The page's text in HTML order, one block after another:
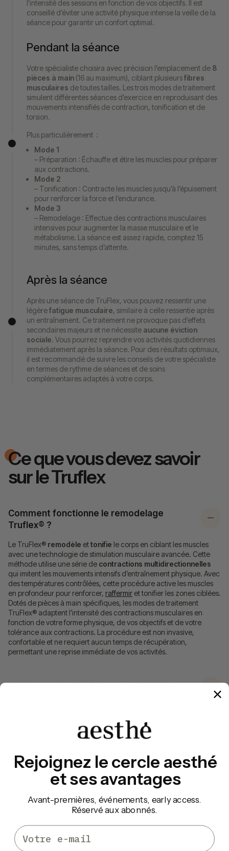
l’intensité des sessions en fonction de vos objectifs. Il est
conseillé d’éviter une activité physique intense la veille de la
séance pour garantir un confort optimal.
Pendant la séance
Votre spécialiste choisira avec précision l’emplacement de 8
pièces à main(16 au maximum), ciblant plusieursfibres
musculaires de toutes tailles. Les trois modes de traitement
simulent différentes séances d’exercice en reproduisant des
mouvements intensifiés de contraction, tonification et de
torsion.
Plus particulièrement :
Mode 1
– Préparation : Échauffe et étire les muscles pour préparer
aux contractions.
Mode 2
– Tonification : Contracte les muscles jusqu’à l’épuisement
pour renforcer la force et l’endurance.
Mode 3
– Remodelage : Effectue des contractions musculaires
intensives pour augmenter la masse musculaire et le
métabolisme. La séance est assez rapide, comptez 15
minutes, sans temps d’attente.
Après la séance
Après une séance de TruFlex, vous pouvez ressentir une
légèrefatigue musculaire, similaire à celle ressentie après
un entraînement. Ce traitement ne provoque pas d’effets
secondaires majeurs et ne nécessite aucune éviction
sociale. Vous pourrez reprendre vos activités quotidiennes
immédiatement après la séance. Pour des résultats optimaux,
il est recommandé de suivre les conseils de votre spécialiste
en termes de rythme de séances et de soins
complémentaires adaptés à votre corps.
Ce que vous devez savoir
sur le Truflex
Comment fonctionne le remodelage
Truflex® ?
Le TruFlex® remodèle ettonifie le corps en ciblant les muscles
avec une technologie de stimulation musculaire avancée. Cette
méthode utilise une série de contractions multidirectionnelles
qui imitent les mouvements intensifs d’entraînement physique. Avec
des températures contrôlées, cette procédure active les muscles
en profondeur pour renforcer, raffermir et tonifier les zones ciblées.
Dotés de pièces à main spécifiques, les modes de traitement
TruFlex® adaptent l’intensité des contractions musculaires en
fonction de votre forme physique, de vos objectifs et de votre
tolérance aux contractions. La procédure est non invasive,
confortable et ne requiert aucun temps de récupération,
permettant une reprise immédiate de vos activités.
Quels sont les bienfaits du traitement ?
Rejoignez le cercle aesthé
et ses avantages
Avant-premières, événements, early access.
Réservé aux abonnés.
Email